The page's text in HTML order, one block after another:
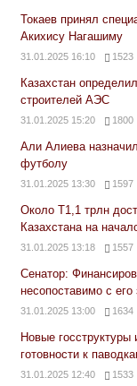
Токаев принял
Акихису Нагашиму
31.01.2025 16:10 1523
Казахстан
строителей АЭС
31.01.2025 15:20 1800
Али Алиева
футболу
31.01.2025 13:30 1597
Около Т1,1 трлн
Казахстана на
31.01.2025 13:18 1557
Сенатор:
несопоставимо с его
31.01.2025 13:00 1634
Новые
готовности к
31.01.2025 12:40 1533